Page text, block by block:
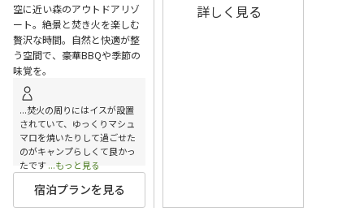
空に近い森のアウトドアリゾ
ート。絶景と焚き火を楽しむ
贅沢な時間。自然と快適が整
う空間で、豪華BBQや季節の
味覚を。
...焚火の周りにはイスが設置
されていて、ゆっくりマシュ
マロを焼いたりして過ごせた
のがキャンプらしくて良かっ
たです...もっと見る
宿泊プランを見る
詳しく見る